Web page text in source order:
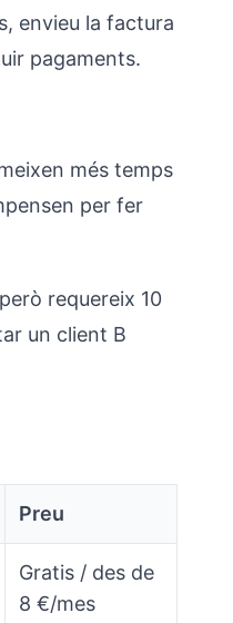
envieu la factura
pagaments.
més temps
per fer
requereix 10
un client B
Preu
Gratis / des de
8 €/mes